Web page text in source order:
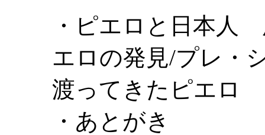
・ピエロと日本人
エロの発見/プレ・
渡ってきたピエロ
・あとがき